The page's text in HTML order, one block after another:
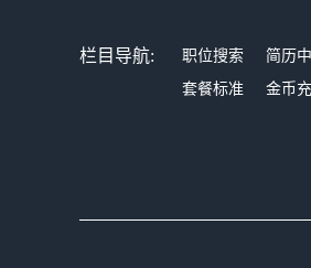
栏目导航: 职位搜索 简历
套餐标准
金币